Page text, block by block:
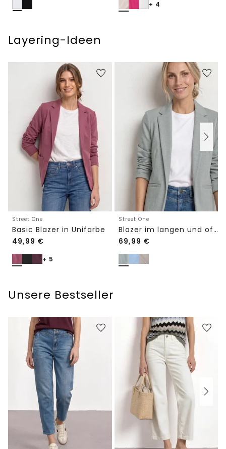
+ 4
Layering-Ideen
Street One
Basic Blazer in Unifarbe
49,99 €
+ 5
Street One
Blazer im langen und offenen Schnitt
69,99 €
Unsere Bestseller